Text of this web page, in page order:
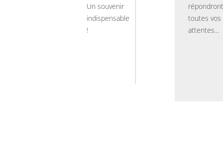
Un souvenir
indispensable
!
toutes vos
attentes...